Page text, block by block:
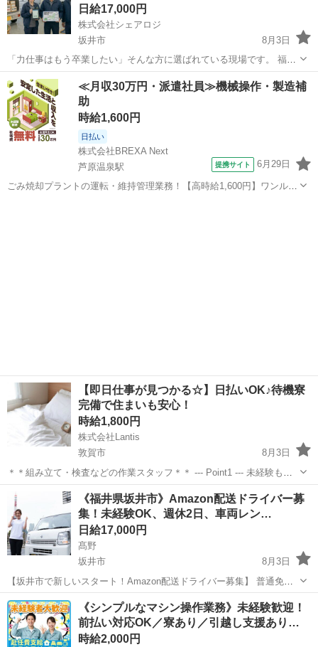
日給17,000円
株式会社シェアロジ
坂井市
8月3日
「力仕事はもう卒業したい」そんな方に選ばれている現場です。 福井
県坂井市春江町を拠点に、大手ECサイトの軽い荷物を届けるお仕事で
す。「日給17,000円」の安定収入はもちろん、再配達や階段移動とい
った体力的・精神的な負担が...
福井 坂井市 ドライバー 置き配
≪月収30万円・派遣社員≫機械操作・製造補
助
時給1,600円
日払い
株式会社BREXA Next
芦原温泉駅
提携サイト 6月29日
ごみ焼却プラントの運転・維持管理業務！【高時給1,600円】ワンルー
【即日仕事が見つかる☆】日払いOK♪待機寮
完備で住まいも安心！
時給1,800円
株式会社Lantis
敦賀市
8月3日
＊＊組み立て・検査などの作業スタッフ＊＊ --- Point1 --- 未経験も就
業OK！ 工場未経験でもご安心ください！！ 先輩スタッフがイチから
丁寧にサポート！ 未経験からスタートした方も多数活躍しています
☆...
敦賀市 工場 スタッフ
《福井県坂井市》Amazon配送ドライバー募
集！未経験OK、週休2日、車両レン…
日給17,000円
髙野
坂井市
8月3日
【坂井市で新しいスタート！Amazon配送ドライバー募集】 普通免許
があれば未経験OK！軽貨物配送で【しっかり稼げる】チャンスです☆
主な業務は、Amazonなどの小口配送♪【軽量荷物】が中心なので、体
力に自信がない...
福井 坂井市 ドライバー Amazon
《シンプルなマシン操作業務》未経験歓迎！
前払い対応OK／寮あり／引越し支援あり…
時給2,000円